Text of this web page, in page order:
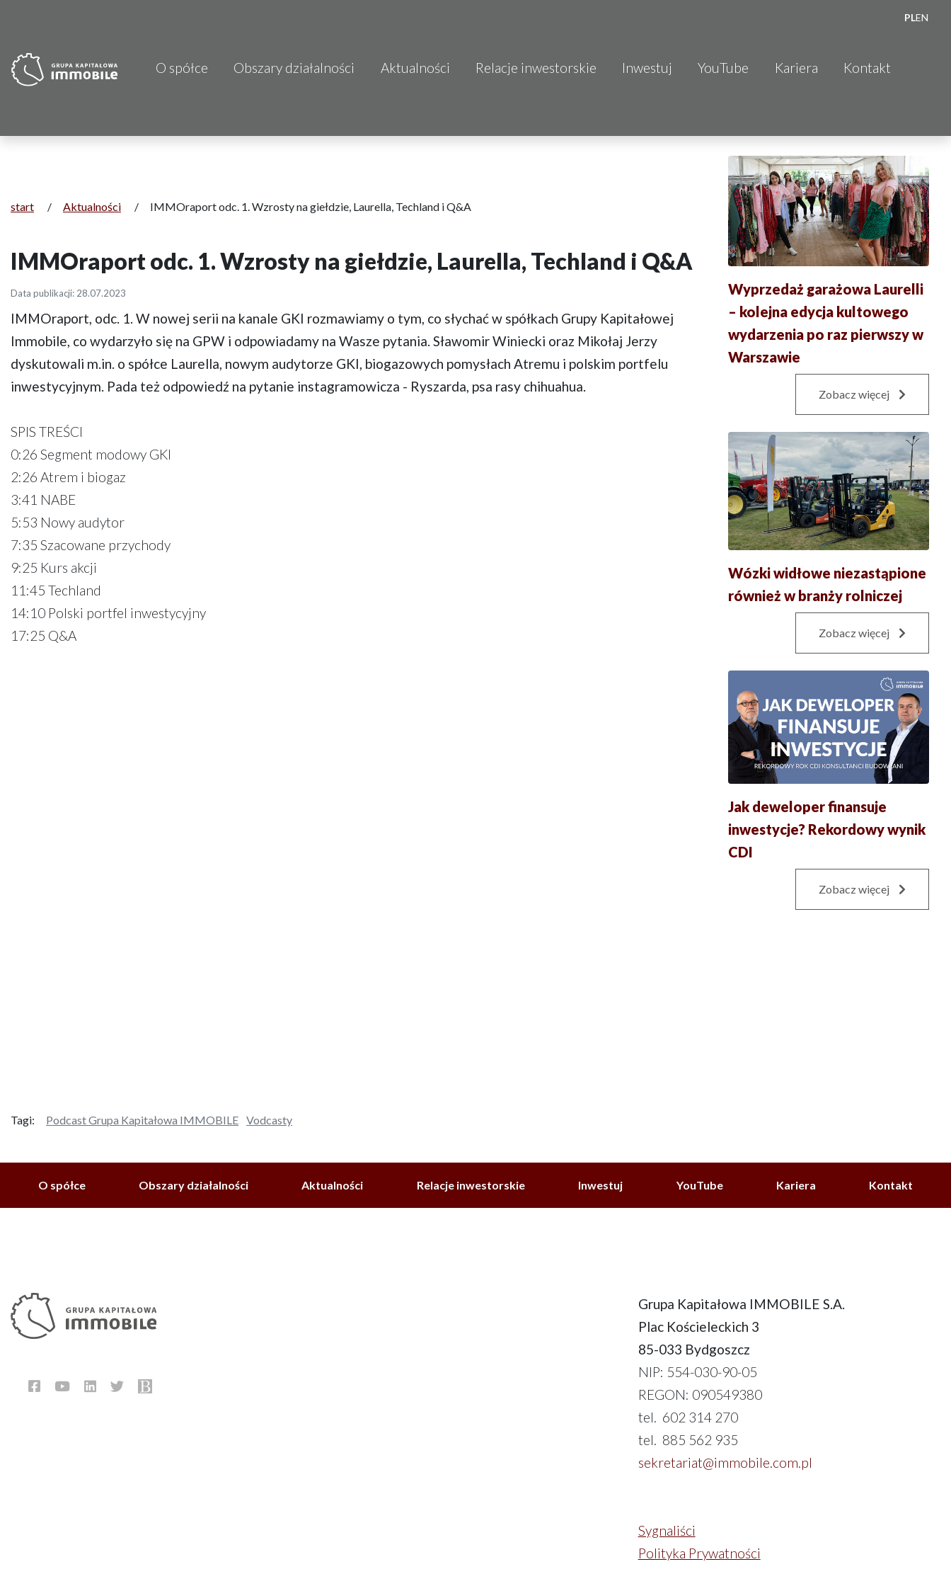
O spółce Obszary działalności
CDI KB Sp. z o.o.
Projprzem Budownictwo
Fundacja Immo
Aktualności Relacje inwestorskie Inwestuj YouTube Kariera Kontakt
PLEN
start / Aktualności / IMMOraport odc. 1. Wzrosty na giełdzie, Laurella, Techland i Q&A
IMMOraport odc. 1. Wzrosty na giełdzie, Laurella, Techland i Q&A
Data publikacji: 28.07.2023
IMMOraport, odc. 1. W nowej serii na kanale GKI rozmawiamy o tym, co słychać w spółkach Grupy Kapitałowej
Immobile, co wydarzyło się na GPW i odpowiadamy na Wasze pytania. Sławomir Winiecki oraz Mikołaj Jerzy
dyskutowali m.in. o spółce Laurella, nowym audytorze GKI, biogazowych pomysłach Atremu i polskim portfelu
inwestycyjnym. Pada też odpowiedź na pytanie instagramowicza - Ryszarda, psa rasy chihuahua.
SPIS TREŚCI
0:26 Segment modowy GKI
2:26 Atrem i biogaz
3:41 NABE
5:53 Nowy audytor
7:35 Szacowane przychody
9:25 Kurs akcji
11:45 Techland
14:10 Polski portfel inwestycyjny
17:25 Q&A
Tagi: Podcast Grupa Kapitałowa IMMOBILE Vodcasty
Wyprzedaż garażowa Laurelli
– kolejna edycja kultowego
wydarzenia po raz pierwszy w
Warszawie
Zobacz więcej
Wózki widłowe niezastąpione
również w branży rolniczej
Zobacz więcej
Jak deweloper finansuje
inwestycje? Rekordowy wynik
CDI
Zobacz więcej
O spółce Obszary działalności Aktualności Relacje inwestorskie Inwestuj YouTube Kariera Kontakt
Grupa Kapitałowa IMMOBILE S.A.
Plac Kościeleckich 3
85-033 Bydgoszcz
NIP: 554-030-90-05
REGON: 090549380
tel. 602 314 270
tel. 885 562 935
sekretariat@immobile.com.pl
Sygnaliści
Polityka Prywatności